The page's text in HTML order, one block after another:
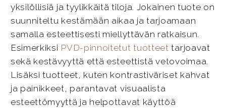
yksilöllisiä ja tyylikkäitä tiloja. Jokainen tuote on
suunniteltu kestämään aikaa ja tarjoamaan
samalla esteettisesti miellyttävän ratkaisun.
Esimerkiksi PVD-pinnoitetut tuotteet tarjoavat
sekä kestävyyttä että esteettistä vetovoimaa.
Lisäksi tuotteet, kuten kontrastiväriset kahvat
ja painikkeet, parantavat visuaalista
esteettömyyttä ja helpottavat käyttöä